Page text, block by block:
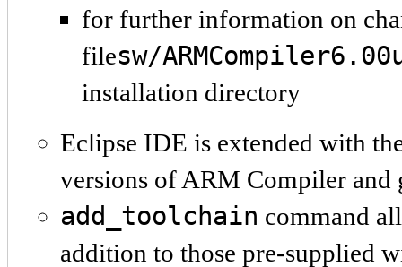
for further information on
filesw/
installation directory
Eclipse IDE is extended with
versions of ARM Compiler and
add_toolchain command
addition to those pre-supplied